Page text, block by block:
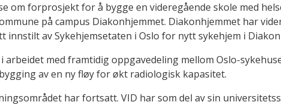
om forprosjekt for å bygge en videregående skole med
på campus Diakonhjemmet. Diakonhjemmet har
av Sykehjemsetaten i Oslo for nytt sykehjem i
med framtidig oppgavedeling mellom Oslo-
av en ny fløy for økt radiologisk kapasitet.
har fortsatt. VID har som del av sin